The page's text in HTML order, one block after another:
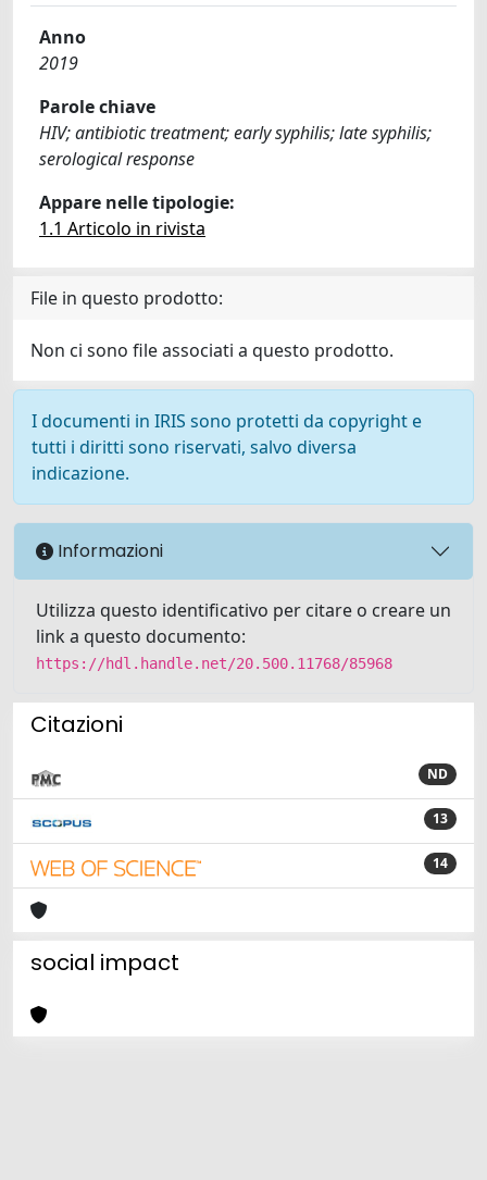
Anno
2019
Parole chiave
HIV; antibiotic treatment; early syphilis; late syphilis;
serological response
Appare nelle tipologie:
1.1 Articolo in rivista
File in questo prodotto:
Non ci sono file associati a questo prodotto.
I documenti in IRIS sono protetti da copyright e
tutti i diritti sono riservati, salvo diversa
indicazione.
Informazioni
Utilizza questo identificativo per citare o creare un
link a questo documento:
https://hdl.handle.net/20.500.11768/85968
Citazioni
ND
13
14
social impact